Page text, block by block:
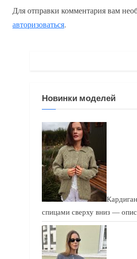
д
у
у
а
Для отправки комментария вам
авторизоваться.
Новинки моделей
спицами сверху вниз —